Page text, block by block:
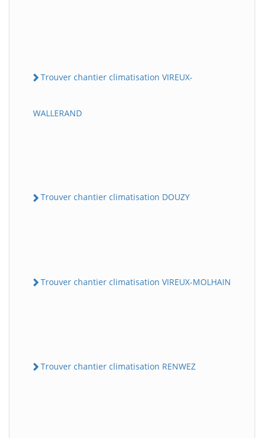
Trouver chantier climatisation VIREUX-
WALLERAND
Trouver chantier climatisation DOUZY
Trouver chantier climatisation VIREUX-MOLHAIN
Trouver chantier climatisation RENWEZ